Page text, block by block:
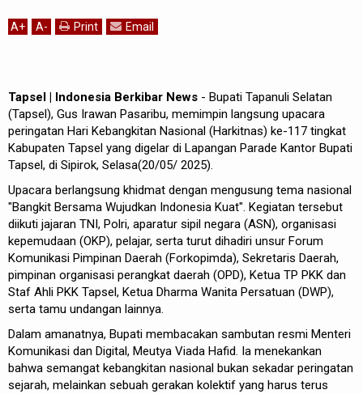
A+ A- Print Email
Tapsel | Indonesia Berkibar News - Bupati Tapanuli Selatan
(Tapsel), Gus Irawan Pasaribu, memimpin langsung upacara
peringatan Hari Kebangkitan Nasional (Harkitnas) ke-117 tingkat
Kabupaten Tapsel yang digelar di Lapangan Parade Kantor Bupati
Tapsel, di Sipirok, Selasa(20/05/ 2025).
Upacara berlangsung khidmat dengan mengusung tema nasional
"Bangkit Bersama Wujudkan Indonesia Kuat". Kegiatan tersebut
diikuti jajaran TNI, Polri, aparatur sipil negara (ASN), organisasi
kepemudaan (OKP), pelajar, serta turut dihadiri unsur Forum
Komunikasi Pimpinan Daerah (Forkopimda), Sekretaris Daerah,
pimpinan organisasi perangkat daerah (OPD), Ketua TP PKK dan
Staf Ahli PKK Tapsel, Ketua Dharma Wanita Persatuan (DWP),
serta tamu undangan lainnya.
Dalam amanatnya, Bupati membacakan sambutan resmi Menteri
Komunikasi dan Digital, Meutya Viada Hafid. Ia menekankan
bahwa semangat kebangkitan nasional bukan sekadar peringatan
sejarah, melainkan sebuah gerakan kolektif yang harus terus